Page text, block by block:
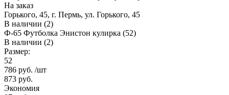
На заказ
Горького, 45, г. Пермь, ул. Горького, 45
В наличии (2)
Ф-65 Футболка Энистон кулирка (52)
В наличии (2)
Размер:
52
786 руб. /шт
873 руб.
Экономия